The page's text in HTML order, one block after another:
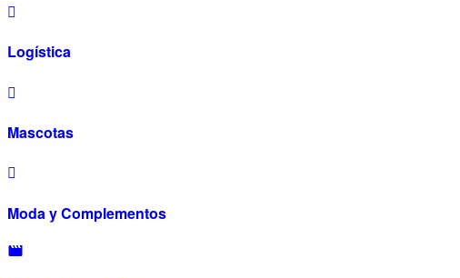
Logística
Mascotas
Moda y Complementos